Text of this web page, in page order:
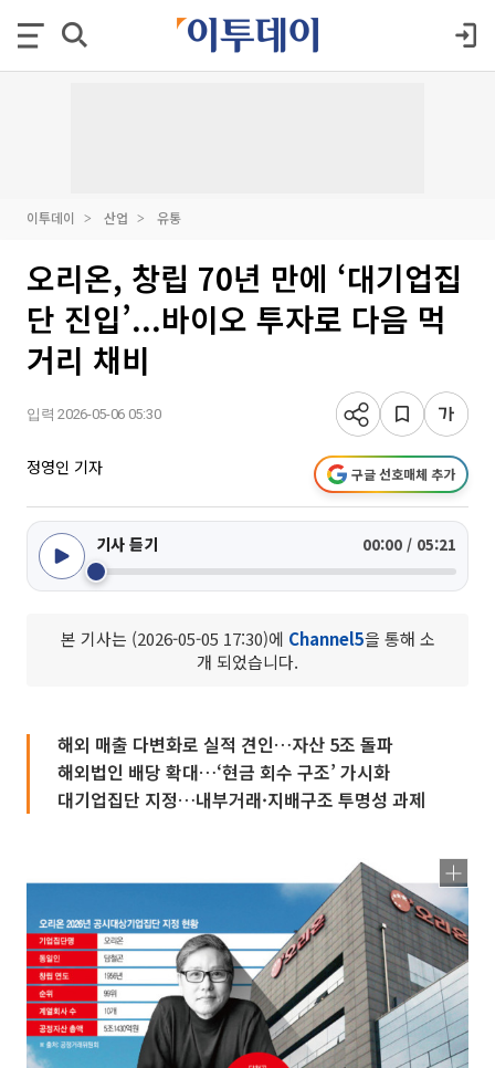
이투데이 산업 유통
오리온, 창립 70년 만에 ‘대기업집
단 진입’...바이오 투자로 다음 먹
거리 채비
입력 2026-05-06 05:30
정영인 기자 구글 선호매체 추가
기사 듣기 00:00 / 05:21
본 기사는 (2026-05-05 17:30)에 Channel5을 통해 소
개 되었습니다.
해외 매출 다변화로 실적 견인…자산 5조 돌파
해외법인 배당 확대…‘현금 회수 구조’ 가시화
대기업집단 지정…내부거래·지배구조 투명성 과제